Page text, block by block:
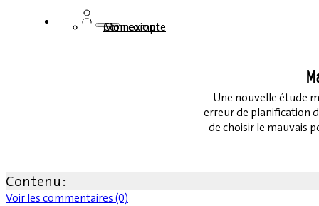
Connexion
Mon compte
Une nouvelle étude
erreur de planification
de choisir le mauvais
Contenu :
Voir les commentaires (0)